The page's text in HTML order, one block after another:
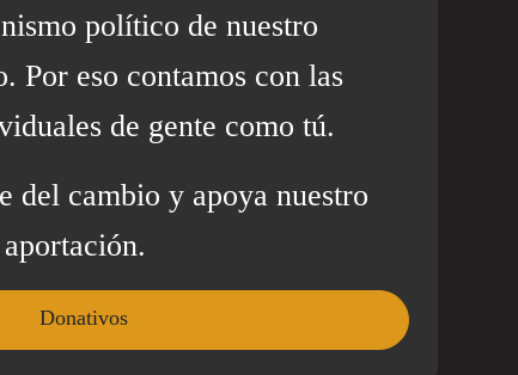
político de nuestro
Por eso contamos con las
de gente como tú.
del cambio y apoya nuestro
Donativos